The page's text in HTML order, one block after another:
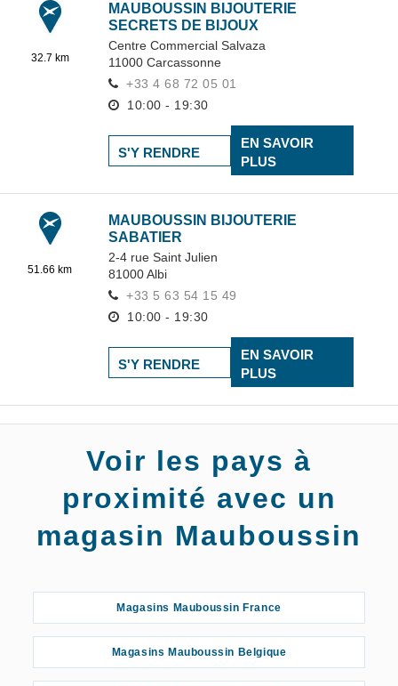
32.7 km
MAUBOUSSIN BIJOUTERIE
SECRETS DE BIJOUX
Centre Commercial Salvaza
11000 Carcassonne
+33 4 68 72 05 01
10:00 - 19:30
EN SAVOIR
PLUS
S'Y RENDRE
51.66 km
MAUBOUSSIN BIJOUTERIE
SABATIER
2-4 rue Saint Julien
81000Albi
+33 5 63 54 15 49
10:00 - 19:30
EN SAVOIR
PLUS
S'Y RENDRE
Voir les pays à
proximité avec un
magasin Mauboussin
Magasins Mauboussin France
Magasins Mauboussin Belgique